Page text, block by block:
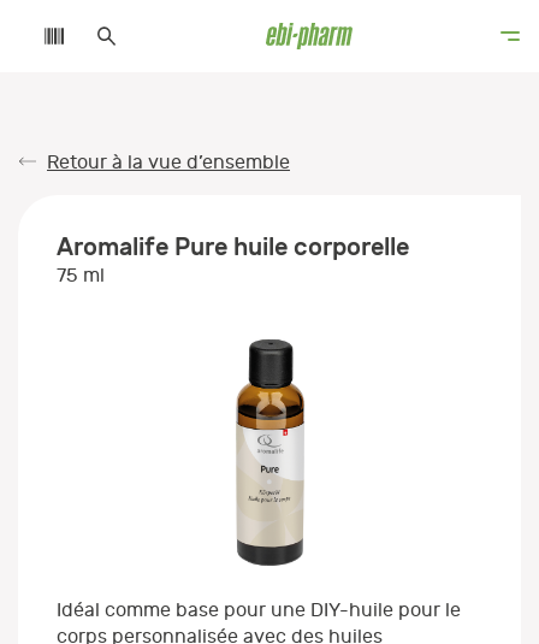
Retour à la vue d’ensemble
Aromalife Pure huile corporelle
75 ml
Idéal comme base pour une DIY-huile pour le
corps personnalisée avec des huiles